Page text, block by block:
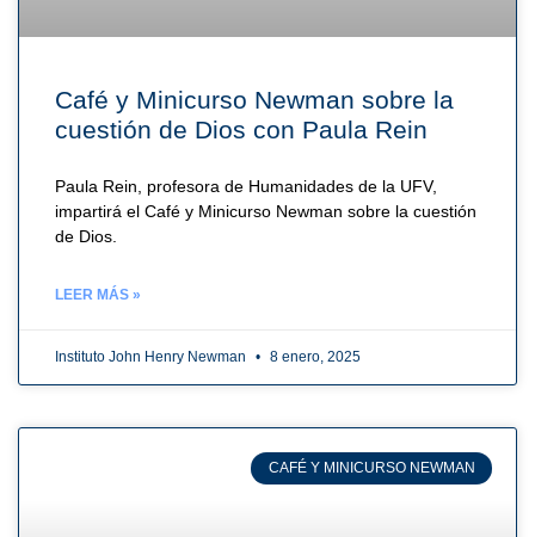
Café y Minicurso Newman sobre la
cuestión de Dios con Paula Rein
Paula Rein, profesora de Humanidades de la UFV,
impartirá el Café y Minicurso Newman sobre la cuestión
de Dios.
LEER MÁS »
Instituto John Henry Newman 8 enero, 2025
CAFÉ Y MINICURSO NEWMAN